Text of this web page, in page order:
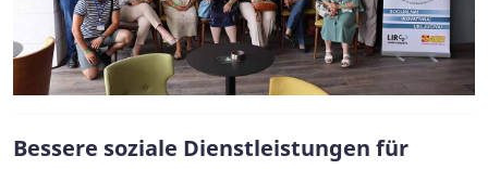
Bessere soziale Dienstleistungen für